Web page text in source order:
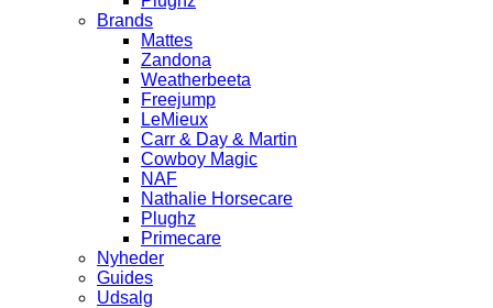
Brands
Mattes
Zandona
Weatherbeeta
Freejump
LeMieux
Carr & Day & Martin
Cowboy Magic
NAF
Nathalie Horsecare
Plughz
Primecare
Nyheder
Guides
Udsalg